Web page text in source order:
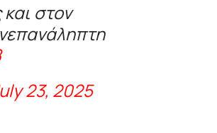
στον
23, 2025